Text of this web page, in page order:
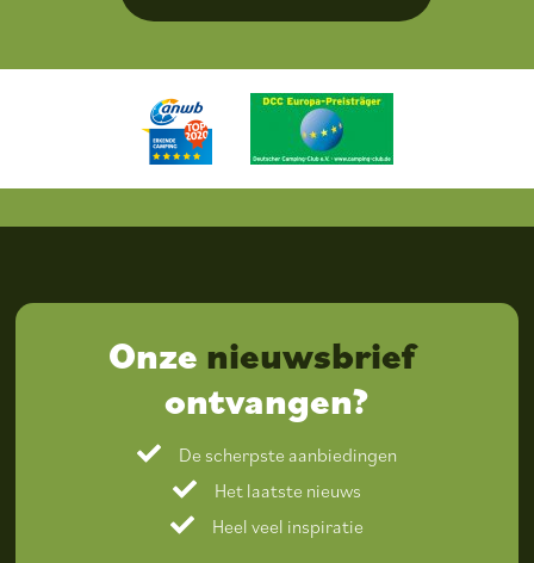
Onze nieuwsbrief
ontvangen?
De scherpste aanbiedingen
Het laatste nieuws
Heel veel inspiratie